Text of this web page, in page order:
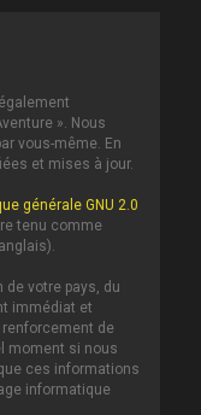
». Nous
vous-même. En
et mises à jour.
générale GNU 2.0
tenu comme
votre pays, du
immédiat et
renforcement de
moment si nous
ces informations
informatique